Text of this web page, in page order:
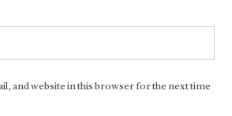
and website in this browser for the next time